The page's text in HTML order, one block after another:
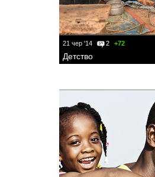
21 чер '14 2 +72
Детство